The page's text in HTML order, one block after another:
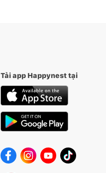
Tải app Happynest tại